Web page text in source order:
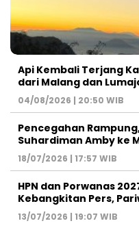
Api Kembali Terjang
dari Malang dan
04/08/2026 | 20:50 WIB
Pencegahan
Suhardiman Amby ke
18/07/2026 | 17:57 WIB
HPN dan Porwanas
Kebangkitan Pers,
13/07/2026 | 19:07 WIB